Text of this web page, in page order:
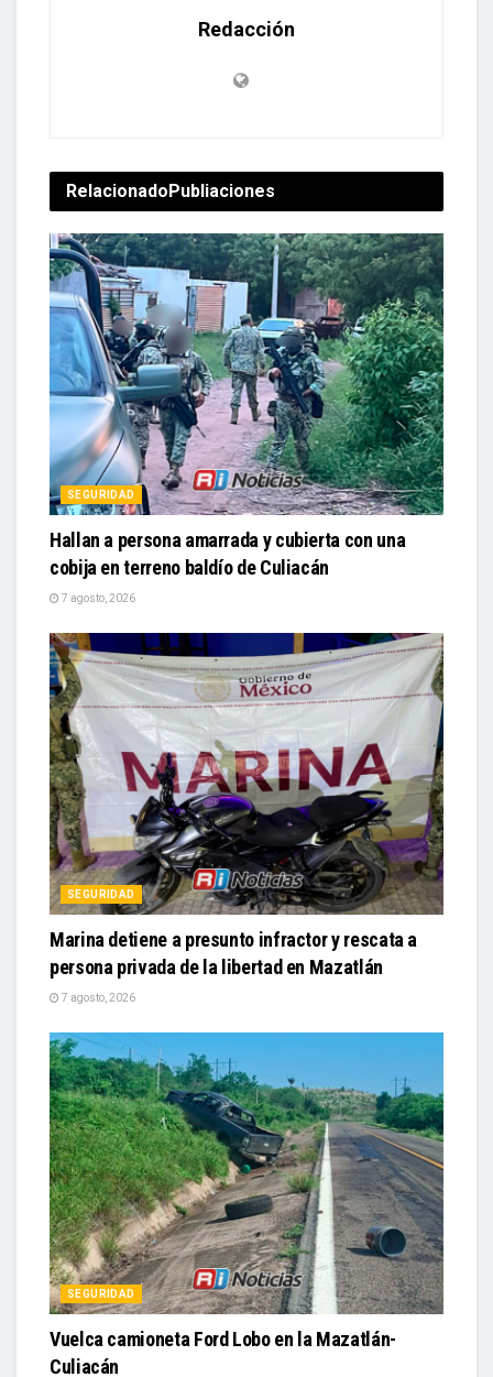
Redacción
RelacionadoPubliaciones
SEGURIDAD
Hallan a persona amarrada y cubierta con una
cobija en terreno baldío de Culiacán
7 agosto, 2026
SEGURIDAD
Marina detiene a presunto infractor y rescata a
persona privada de la libertad en Mazatlán
7 agosto, 2026
SEGURIDAD
Vuelca camioneta Ford Lobo en la Mazatlán-
Culiacán